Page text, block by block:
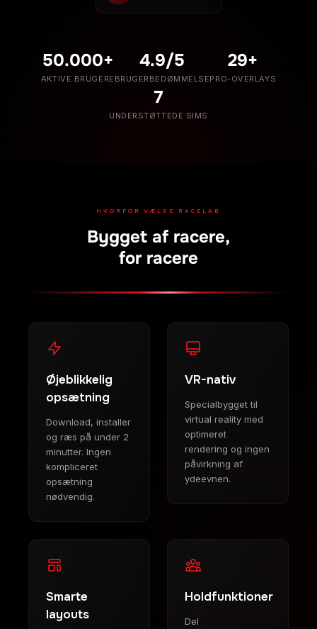
50.000+
AKTIVE BRUGERE
4.9/5
BRUGERBEDØMMELSE
29+
PRO-OVERLAYS
7
UNDERSTØTTEDE SIMS
HVORFOR VÆLGE RACELAB
Bygget af racere,
for racere
Øjeblikkelig
opsætning
Download, installer
og ræs på under 2
minutter. Ingen
kompliceret
opsætning
nødvendig.
VR-nativ
Specialbygget til
virtual reality med
optimeret
rendering og ingen
påvirkning af
ydeevnen.
Smarte
layouts
Holdfunktioner
Del